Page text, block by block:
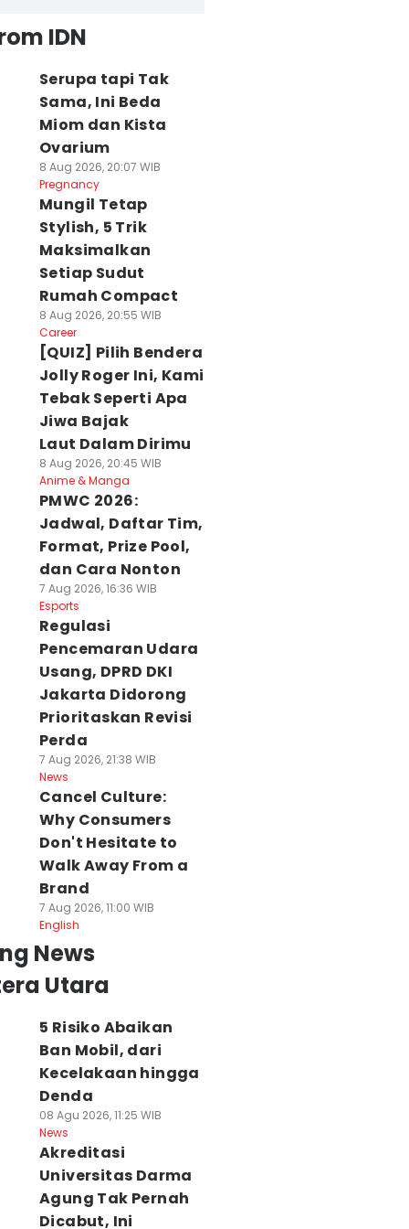
IDN
Serupa tapi Tak
Sama, Ini Beda
Miom dan Kista
Ovarium
8 Aug 2026, 20:07 WIB
Pregnancy
Mungil Tetap
Stylish, 5 Trik
Maksimalkan
Setiap Sudut
Rumah Compact
8 Aug 2026, 20:55 WIB
Career
[QUIZ] Pilih Bendera
Jolly Roger Ini, Kami
Tebak Seperti Apa
Jiwa Bajak
Laut Dalam Dirimu
8 Aug 2026, 20:45 WIB
Anime & Manga
PMWC 2026:
Jadwal, Daftar Tim,
Format, Prize Pool,
dan Cara Nonton
7 Aug 2026, 16:36 WIB
Esports
Regulasi
Pencemaran Udara
Usang, DPRD DKI
Jakarta Didorong
Prioritaskan Revisi
Perda
7 Aug 2026, 21:38 WIB
News
Cancel Culture:
Why Consumers
Don't Hesitate to
Walk Away From a
Brand
7 Aug 2026, 11:00 WIB
English
News
Utara
5 Risiko Abaikan
Ban Mobil, dari
Kecelakaan hingga
Denda
08 Agu 2026, 11:25 WIB
News
Akreditasi
Universitas Darma
Agung Tak Pernah
Dicabut, Ini